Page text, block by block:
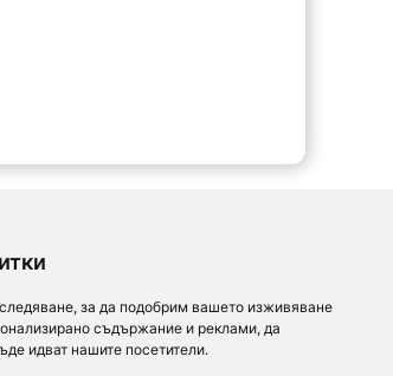
за да подобрим вашето изживяване
съдържание и реклами, да
идват нашите посетители.